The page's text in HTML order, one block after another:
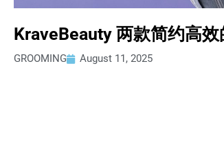
KraveBeauty 两款简约高效
GROOMING August 11, 2025